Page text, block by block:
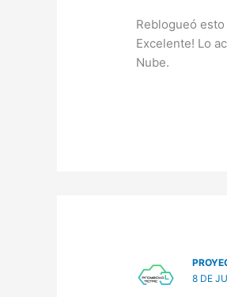
Reblogueó esto
Excelente! Lo
Nube.
8 DE